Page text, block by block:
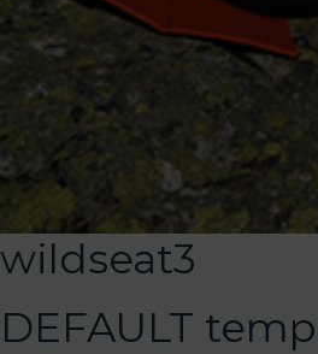
wildseat3
DEFAULT